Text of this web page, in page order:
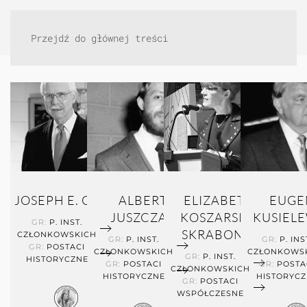
Przejdź do głównej treści
JOSEPH E. GORE
GR: P. INST.
CZŁONKOWSKICH
GR: POSTACI
HISTORYCZNE
ALBERT
JUSZCZAK
GR: P. INST.
CZŁONKOWSKICH
GR: POSTACI
HISTORYCZNE
ELIZABETH
KOSZARSKI -
SKRABONJA
GR: P. INST.
CZŁONKOWSKICH
GR: POSTACI
WSPÓŁCZESNE
GR: P.
GR: